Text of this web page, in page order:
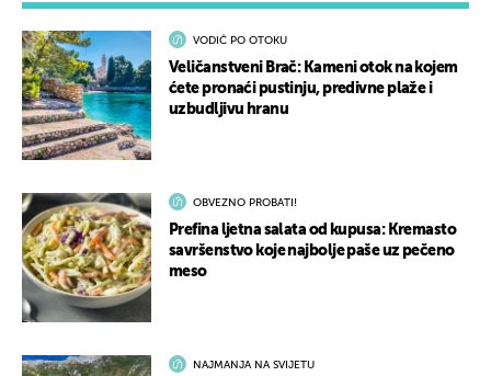
VODIČ PO OTOKU
Veličanstveni Brač: Kameni otok na kojem
ćete pronaći pustinju, predivne plaže i
uzbudljivu hranu
OBVEZNO PROBATI!
Prefina ljetna salata od kupusa: Kremasto
savršenstvo koje najbolje paše uz pečeno
meso
NAJMANJA NA SVIJETU